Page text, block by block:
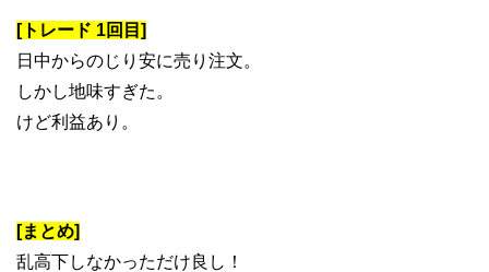
[トレード 1回目]
日中からのじり安に売り注文。
しかし地味すぎた。
けど利益あり。
[まとめ]
乱高下しなかっただけ良し！